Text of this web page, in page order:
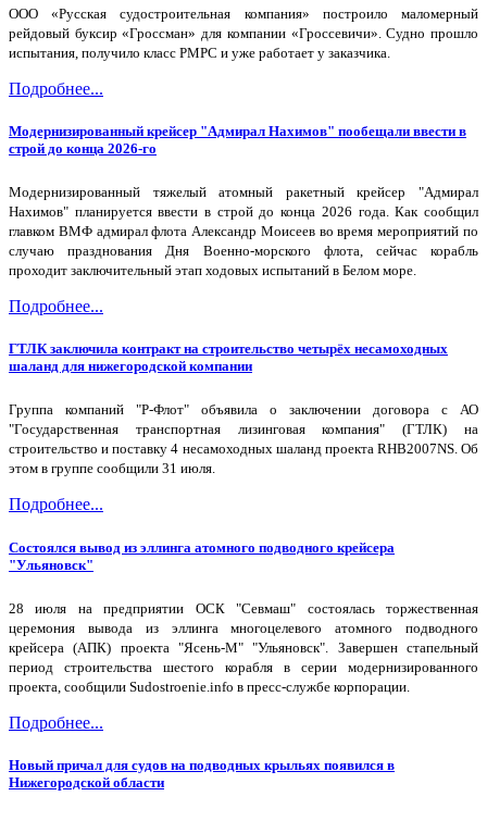
ООО «Русская судостроительная компания» построило маломерный
рейдовый буксир «Гроссман» для компании «Гроссевичи». Судно прошло
испытания, получило класс РМРС и уже работает у заказчика.
Подробнее...
Модернизированный крейсер "Адмирал Нахимов" пообещали ввести в
строй до конца 2026-го
Модернизированный тяжелый атомный ракетный крейсер "Адмирал
Нахимов" планируется ввести в строй до конца 2026 года. Как сообщил
главком ВМФ адмирал флота Александр Моисеев во время мероприятий по
случаю празднования Дня Военно-морского флота, сейчас корабль
проходит заключительный этап ходовых испытаний в Белом море.
Подробнее...
ГТЛК заключила контракт на строительство четырёх несамоходных
шаланд для нижегородской компании
Группа компаний "Р-Флот" объявила о заключении договора с АО
"Государственная транспортная лизинговая компания" (ГТЛК) на
строительство и поставку 4 несамоходных шаланд проекта RHB2007NS. Об
этом в группе сообщили 31 июля.
Подробнее...
Состоялся вывод из эллинга атомного подводного крейсера
"Ульяновск"
28 июля на предприятии ОСК "Севмаш" состоялась торжественная
церемония вывода из эллинга многоцелевого атомного подводного
крейсера (АПК) проекта "Ясень-М" "Ульяновск". Завершен стапельный
период строительства шестого корабля в серии модернизированного
проекта, сообщили Sudostroenie.info в пресс-службе корпорации.
Подробнее...
Новый причал для судов на подводных крыльях появился в
Нижегородской области